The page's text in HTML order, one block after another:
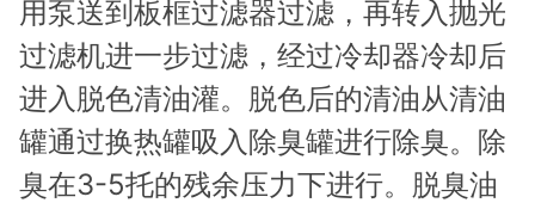
用泵送到板框过滤器过滤，再转入抛光
过滤机进一步过滤，经过冷却器冷却后
进入脱色清油灌。脱色后的清油从清油
罐通过换热罐吸入除臭罐进行除臭。除
臭在3-5托的残余压力下进行。脱臭油